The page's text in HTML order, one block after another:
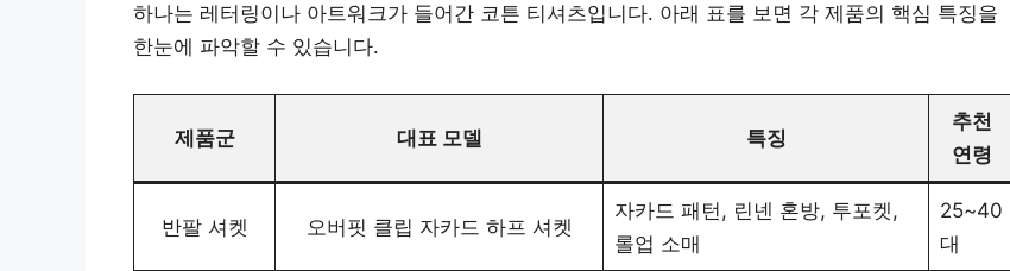
하나는 레터링이나 아트워크가 들어간 코튼 티셔츠입니다. 아래 표를 보면 각 제품의 핵심 특징을
한눈에 파악할 수 있습니다.
제품군 대표 모델 특징
추천
연령
반팔 셔켓 오버핏 클립 자카드 하프 셔켓
자카드 패턴, 린넨 혼방, 투포켓,
롤업 소매
25~40
대